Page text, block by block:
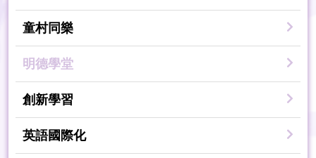
童村同樂
明德學堂
創新學習
英語國際化